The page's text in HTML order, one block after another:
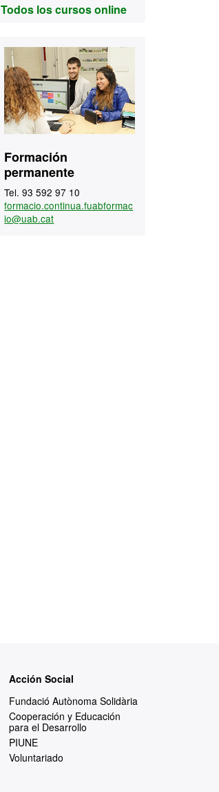
Todos los cursos online
Contacto
Formación
permanente
Tel. 93 592 97 10
formacio.continua.fuabformac
io@uab.cat
Acción Social
Fundació Autònoma Solidària
Cooperación y Educación
para el Desarrollo
PIUNE
Voluntariado